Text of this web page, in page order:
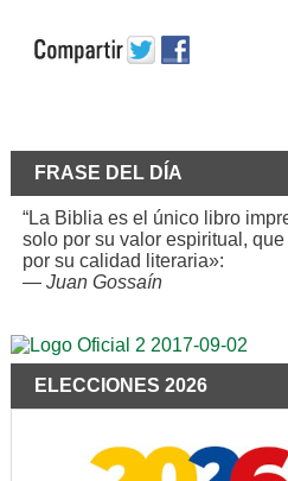
FRASE DEL DÍA
“La Biblia es el único libro
solo por su valor espiritual,
por su calidad literaria»:
— Juan Gossaín
ELECCIONES 2026